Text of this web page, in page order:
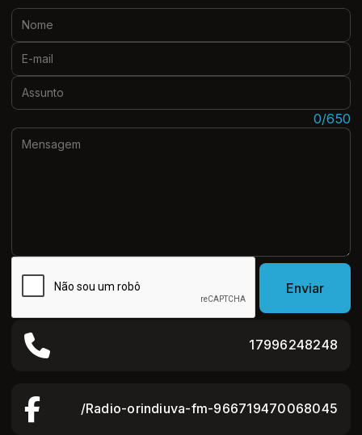
Nome:
E-mail:
Assunto:
0/650
Enviar
17996248248
/Radio-orindiuva-fm-966719470068045